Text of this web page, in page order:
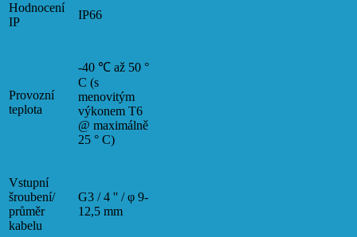
Hodnocení
IP
IP66
Provozní
teplota
-40 ℃ až 50 °
C (s
menovitým
výkonem T6
@ maximálně
25 ° C)
Vstupní
šroubení/
průměr
kabelu
G3 / 4 '' / φ 9-
12,5 mm